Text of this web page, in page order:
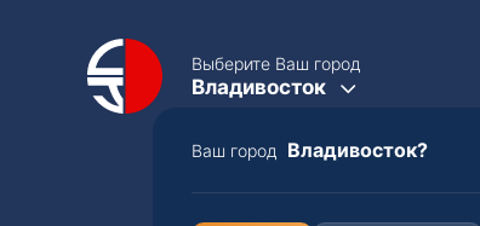
Выберите Ваш город
Владивосток
Ваш город Владивосток?